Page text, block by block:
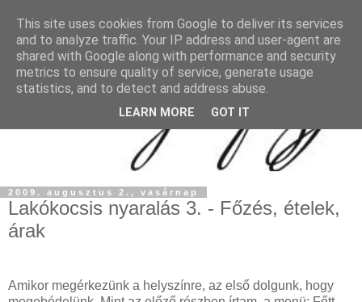
2009. augusztus 2., vasárnap
Lakókocsis nyaralás 3. - Főzés, ételek,
árak
Amikor megérkezünk a helyszínre, az első dolgunk, hogy
This site uses cookies from Google to deliver its services
and to analyze traffic. Your IP address and user-agent are
shared with Google along with performance and security
metrics to ensure quality of service, generate usage
statistics, and to detect and address abuse.
LEARN MORE GOT IT